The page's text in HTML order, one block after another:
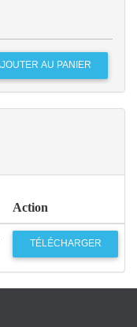
Action
TÉLÉCHARGER